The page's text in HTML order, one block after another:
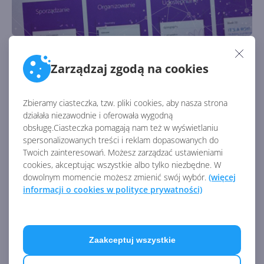
Zarządzaj zgodą na cookies
Zbieramy ciasteczka, tzw. pliki cookies, aby nasza strona
działała niezawodnie i oferowała wygodną
obsługę.Ciasteczka pomagają nam też w wyświetlaniu
spersonalizowanych treści i reklam dopasowanych do
Twoich zainteresowań. Możesz zarządzać ustawieniami
cookies, akceptując wszystkie albo tylko niezbędne. W
dowolnym momencie możesz zmienić swój wybór. (więcej
informacji o cookies w polityce prywatności)
Zaakceptuj wszystkie
OneNote na Androidzie
Autor: Wojciech Błachno Opublikowano:
Często zapominacie o ważnych sprawach i gubicie
karteczki z notatkami? Jest na to sposób: instalacja
OneNote na telefonie z systemem Android